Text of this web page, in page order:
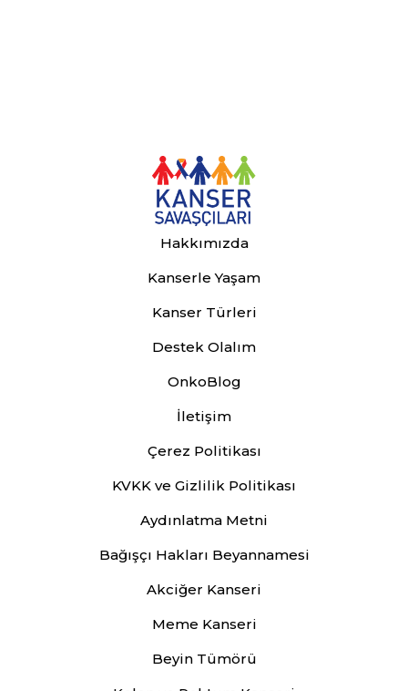
Hakkımızda
Kanserle Yaşam
Kanser Türleri
Destek Olalım
OnkoBlog
İletişim
Çerez Politikası
KVKK ve Gizlilik Politikası
Aydınlatma Metni
Bağışçı Hakları Beyannamesi
Akciğer Kanseri
Meme Kanseri
Beyin Tümörü